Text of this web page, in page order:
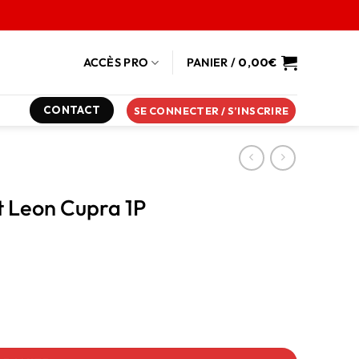
ACCÈS PRO PANIER / 0,00€
CONTACT SE CONNECTER / S’INSCRIRE
Cupra 1P